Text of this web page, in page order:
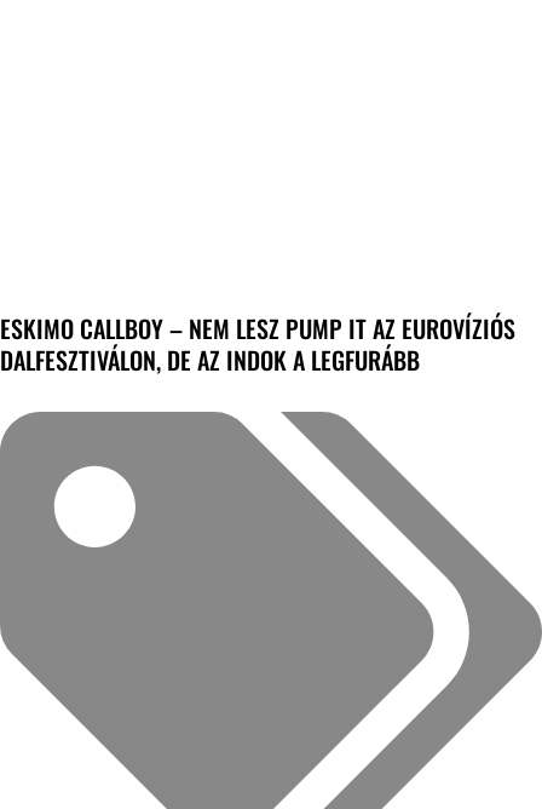
ESKIMO CALLBOY – NEM LESZ PUMP IT AZ EUROVÍZIÓS
DALFESZTIVÁLON, DE AZ INDOK A LEGFURÁBB